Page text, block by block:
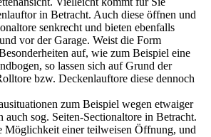
in Betracht. Auch diese öffnen und
senkrecht und bieten ebenfalls
vor der Garage. Weist die Form
auf, wie zum Beispiel eine
so lassen sich auf Grund der
bzw. Deckenlauftore diese dennoch
zum Beispiel wegen etwaiger
auch sog. Seiten-Sectionaltore in Betracht.
Möglichkeit einer teilweisen Öffnung, und